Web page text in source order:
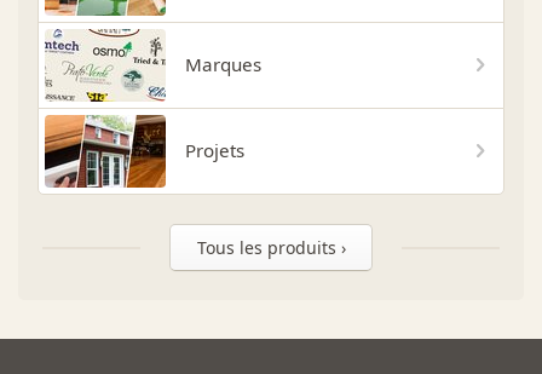
Marques
Projets
Tous les produits ›